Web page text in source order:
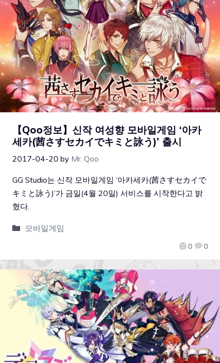
【Qoo정보】신작 여성향 모바일게임 ‘아카
세카(茜さすセカイでキミと詠う)’ 출시
2017-04-20 by Mr. Qoo
0 0
GG Studio는 신작 모바일게임 ‘아카세카(茜さすセカイで
キミと詠う)’가 금일(4월 20일) 서비스를 시작한다고 밝
혔다.
모바일게임